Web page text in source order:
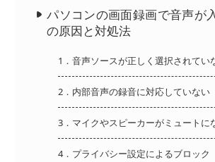
パソコンの画面録画で音声が
の原因と対処法
1．音声ソースが正しく選択されてい
2．内部音声の録音に対応していない
3．マイクやスピーカーがミュートに
4．プライバシー設定によるブロック